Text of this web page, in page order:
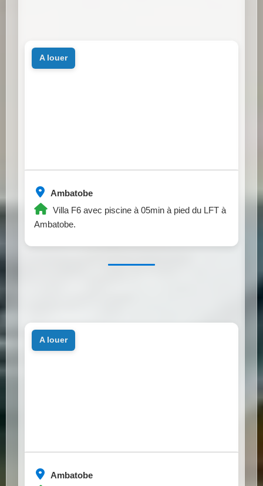
Ambatobe
Villa F6 avec piscine à 05min à pied du LFT à
Ambatobe.
a louer
Ambatobe
a louer